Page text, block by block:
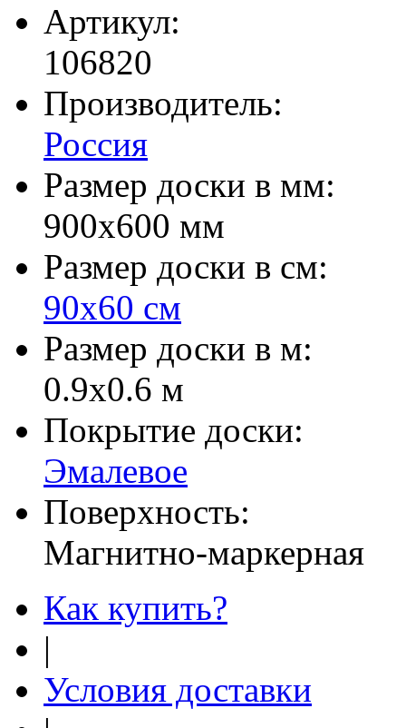
Артикул:
106820
Производитель:
Россия
Размер доски в мм:
900х600 мм
Размер доски в см:
90х60 см
Размер доски в м:
0.9х0.6 м
Покрытие доски:
Эмалевое
Поверхность:
Магнитно-маркерная
Как купить?
|
Условия доставки